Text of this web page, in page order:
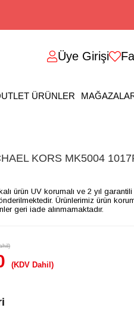
Üye Girişi
ÜRÜNLER
KORS MK5004
ürün UV korumalı ve 2 yıl
Ürünlerimiz ürün
geri iade alınmamaktadır.
(KDV Dahil)